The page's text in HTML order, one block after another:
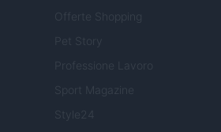
Offerte Shopping
Pet Story
Professione Lavoro
Sport Magazine
Style24